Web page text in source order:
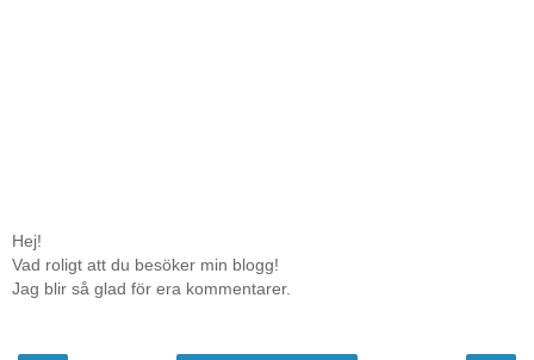
Hej!
Vad roligt att du besöker min blogg!
Jag blir så glad för era kommentarer.